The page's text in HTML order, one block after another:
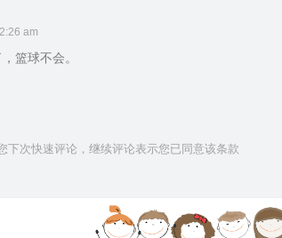
am
篮球不会。
下次快速评论，继续评论表示您已同意该条款